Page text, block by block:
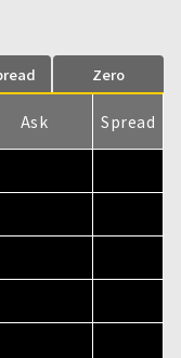
ำหรับเดือนมิถุนายน
นพฤษภาคม เรา
ในระดับสูงต่อไปหลัง
ละตลาดแรงงาน
ะท้อนถึงการฟื้นตัวของ
ธานธนาคารกลาง
มีความยืดหยุ่นมากขึ้น
กล้ชิดกับความคิดเห็น
นาคต ในเวลาเดียวกัน
กดดัน โดยคู่เงิน EUR/
งเซสชั่นโตเกียว ปิดที่
อยู่ที่ประมาณ 1.1420
ถึง 1.1350 มีแนวโน้ม
นทีอยู่ที่ว่าคู่สกุลเงินจะ
Zero
Ask Spread